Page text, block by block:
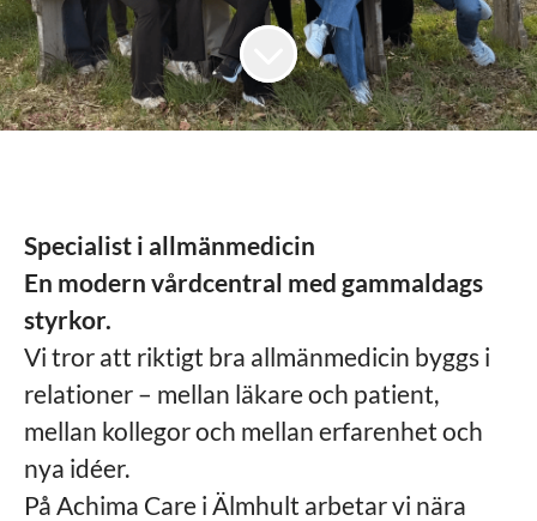
Specialist i allmänmedicin
En modern vårdcentral med gammaldags
styrkor.
Vi tror att riktigt bra allmänmedicin byggs i
relationer – mellan läkare och patient,
mellan kollegor och mellan erfarenhet och
nya idéer.
På Achima Care i Älmhult arbetar vi nära